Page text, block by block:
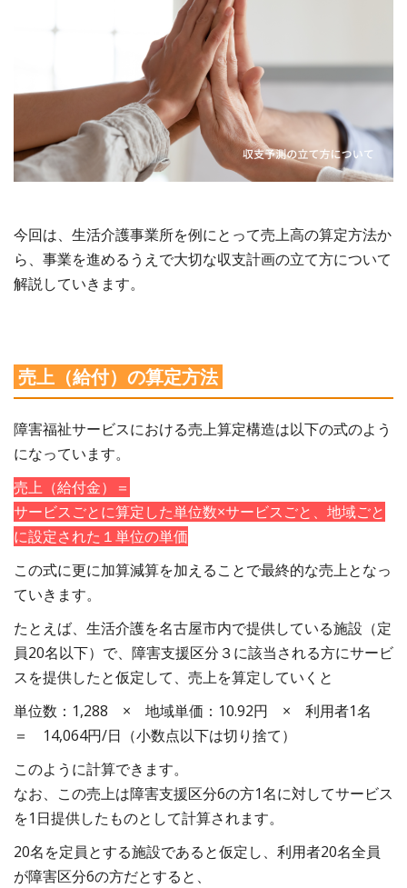
今回は、生活介護事業所を例にとって売上高の算定方法か
ら、事業を進めるうえで大切な収支計画の立て方について
解説していきます。
売上（給付）の算定方法
障害福祉サービスにおける売上算定構造は以下の式のよう
になっています。
売上（給付金）＝
サービスごとに算定した単位数×サービスごと、地域ごと
に設定された１単位の単価
この式に更に加算減算を加えることで最終的な売上となっ
ていきます。
たとえば、生活介護を名古屋市内で提供している施設（定
員20名以下）で、障害支援区分３に該当される方にサービ
スを提供したと仮定して、売上を算定していくと
単位数：1,288 × 地域単価：10.92円 × 利用者1名
＝ 14,064円/日（小数点以下は切り捨て）
このように計算できます。
なお、この売上は障害支援区分6の方1名に対してサービス
を1日提供したものとして計算されます。
20名を定員とする施設であると仮定し、利用者20名全員
が障害区分6の方だとすると、